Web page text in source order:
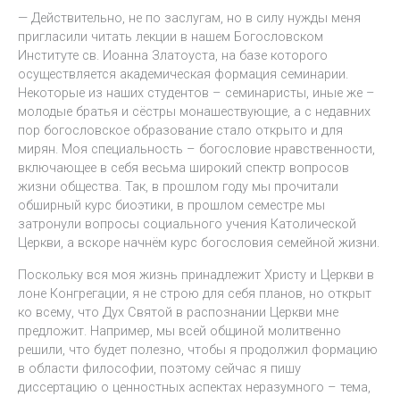
— Действительно, не по заслугам, но в силу нужды меня
пригласили читать лекции в нашем Богословском
Институте св. Иоанна Златоуста, на базе которого
осуществляется академическая формация семинарии.
Некоторые из наших студентов – семинаристы, иные же –
молодые братья и сёстры монашествующие, а с недавних
пор богословское образование стало открыто и для
мирян. Моя специальность – богословие нравственности,
включающее в себя весьма широкий спектр вопросов
жизни общества. Так, в прошлом году мы прочитали
обширный курс биоэтики, в прошлом семестре мы
затронули вопросы социального учения Католической
Церкви, а вскоре начнём курс богословия семейной жизни.
Поскольку вся моя жизнь принадлежит Христу и Церкви в
лоне Конгрегации, я не строю для себя планов, но открыт
ко всему, что Дух Святой в распознании Церкви мне
предложит. Например, мы всей общиной молитвенно
решили, что будет полезно, чтобы я продолжил формацию
в области философии, поэтому сейчас я пишу
диссертацию о ценностных аспектах неразумного – тема,